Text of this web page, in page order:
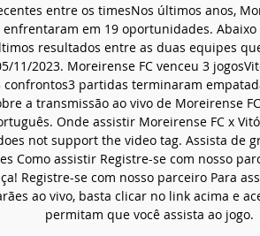
entre os timesNos últimos anos,
enfrentaram em 19 oportunidades.
resultados entre as duas equipes
11/2023. Moreirense FC venceu 3
confrontos3 partidas terminaram
a transmissão ao vivo de Moreirense
Onde assistir Moreirense FC x
not support the video tag. Assista de
Como assistir Registre-se com nosso
Registre-se com nosso parceiro Para
ao vivo, basta clicar no link acima e
permitam que você assista ao jogo.